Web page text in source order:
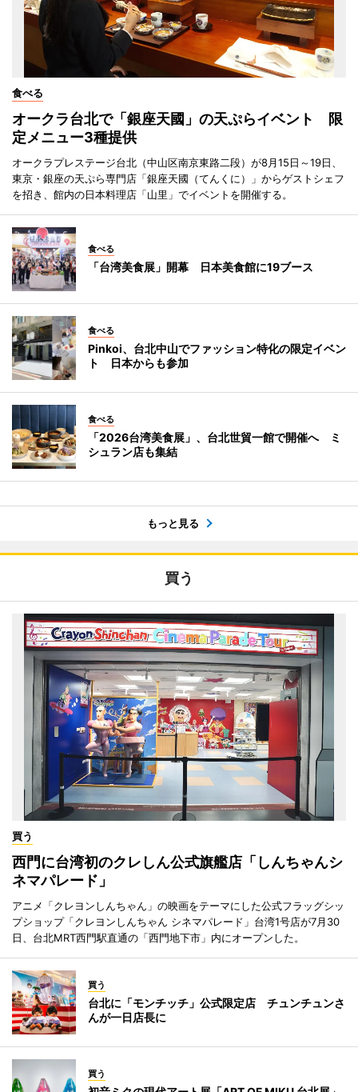
食べる
オークラ台北で「銀座天國」の天ぷらイベント 限
定メニュー3種提供
オークラプレステージ台北（中山区南京東路二段）が8月15日～19日、
東京・銀座の天ぷら専門店「銀座天國（てんくに）」からゲストシェフ
を招き、館内の日本料理店「山里」でイベントを開催する。
食べる
「台湾美食展」開幕 日本美食館に19ブース
食べる
Pinkoi、台北中山でファッション特化の限定イベン
ト 日本からも参加
食べる
「2026台湾美食展」、台北世貿一館で開催へ ミ
シュラン店も集結
もっと見る
買う
買う
西門に台湾初のクレしん公式旗艦店「しんちゃんシ
ネマパレード」
アニメ「クレヨンしんちゃん」の映画をテーマにした公式フラッグシッ
プショップ「クレヨンしんちゃん シネマパレード」台湾1号店が7月30
日、台北MRT西門駅直通の「西門地下市」内にオープンした。
買う
台北に「モンチッチ」公式限定店 チュンチュンさ
んが一日店長に
買う